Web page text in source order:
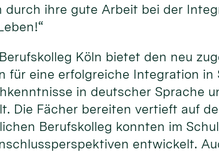
ihre gute Arbeit bei der
Köln bietet den neu
für eine erfolgreiche Integration in
in deutscher Sprache
Die Fächer bereiten vertieft auf
Berufskolleg konnten im
entwickelt.